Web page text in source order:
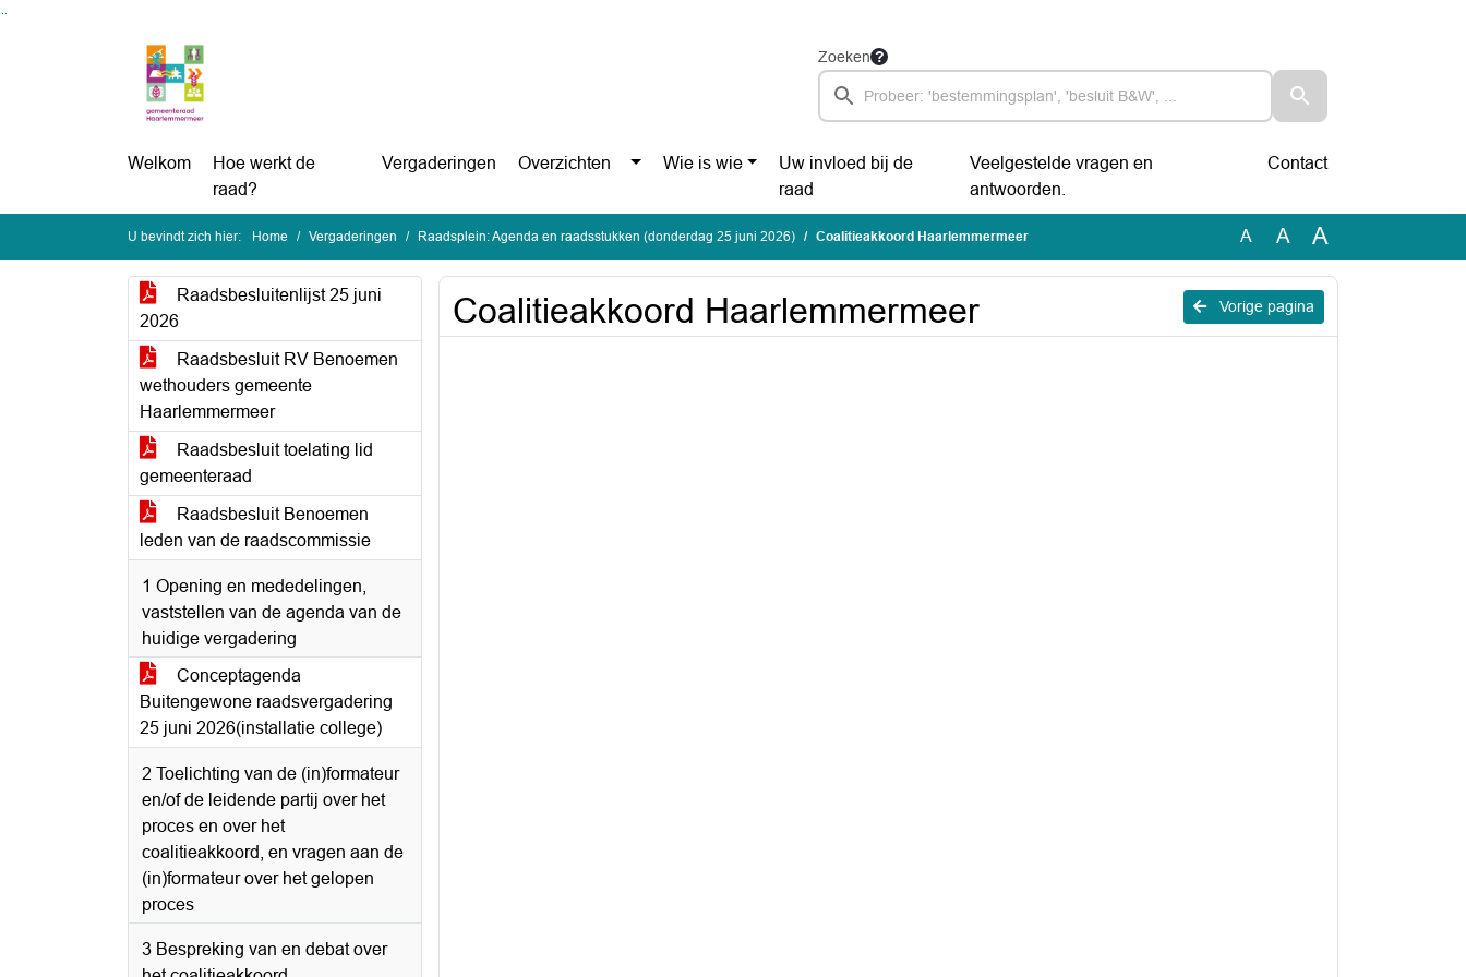
Zoeken
Welkom
Hoe werkt de
raad?
Vergaderingen Overzichten Wie is wie
Uw invloed bij de
raad
Veelgestelde vragen en
antwoorden.
Contact
U bevindt zich hier: Home Vergaderingen Raadsplein: Agenda en raadsstukken (donderdag 25 juni 2026) Coalitieakkoord Haarlemmermeer A A A
Raadsbesluitenlijst 25 juni
2026
Raadsbesluit RV Benoemen
wethouders gemeente
Haarlemmermeer
Raadsbesluit toelating lid
gemeenteraad
Raadsbesluit Benoemen
leden van de raadscommissie
1 Opening en mededelingen,
vaststellen van de agenda van de
huidige vergadering
Conceptagenda
Buitengewone raadsvergadering
25 juni 2026(installatie college)
2 Toelichting van de (in)formateur
en/of de leidende partij over het
proces en over het
coalitieakkoord, en vragen aan de
(in)formateur over het gelopen
proces
3 Bespreking van en debat over
Vorige pagina
Coalitieakkoord Haarlemmermeer